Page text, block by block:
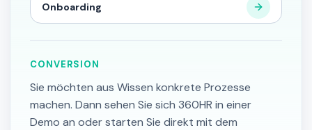
Onboarding
CONVERSION
Sie möchten aus Wissen konkrete Prozesse
machen. Dann sehen Sie sich 360HR in einer
Demo an oder starten Sie direkt mit dem